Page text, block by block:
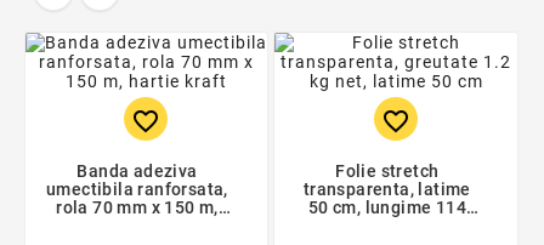
favorite_border
Banda adeziva
umectibila ranforsata,
rola 70 mm x 150 m,
favorite_border
Folie stretch
transparenta, latime
50 cm, lungime 114